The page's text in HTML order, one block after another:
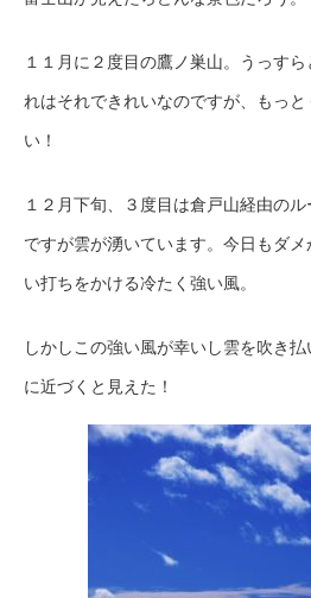
１１月に２度目の鷹ノ巣山。うっす
れはそれできれいなのですが、もっ
い！
１２月下旬、３度目は倉戸山経由の
ですが雲が湧いています。今日もダ
い打ちをかける冷たく強い風。
しかしこの強い風が幸いし雲を吹き
に近づくと見えた！